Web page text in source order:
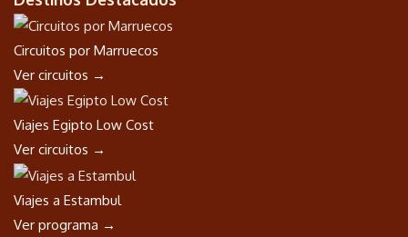
Circuitos por Marruecos
Ver circuitos →
Viajes Egipto Low Cost
Ver circuitos →
Viajes a Estambul
Ver programa →